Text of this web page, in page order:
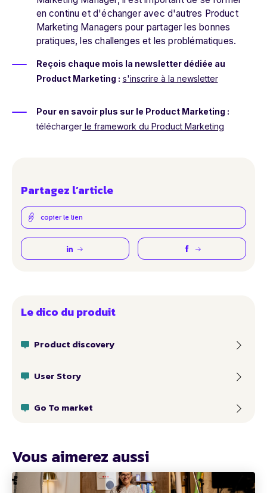
en continu et d'échanger avec d'autres Product
Marketing Managers pour partager les bonnes
pratiques, les challenges et les problématiques.
Reçois chaque mois la newsletter dédiée au
Product Marketing : s'inscrire à la newsletter
Pour en savoir plus sur le Product Marketing :
téléchargerle framework du Product Marketing
Partagez l’article
copier le lien
Le dico du produit
Product discovery
User Story
Go To market
Vous aimerez aussi